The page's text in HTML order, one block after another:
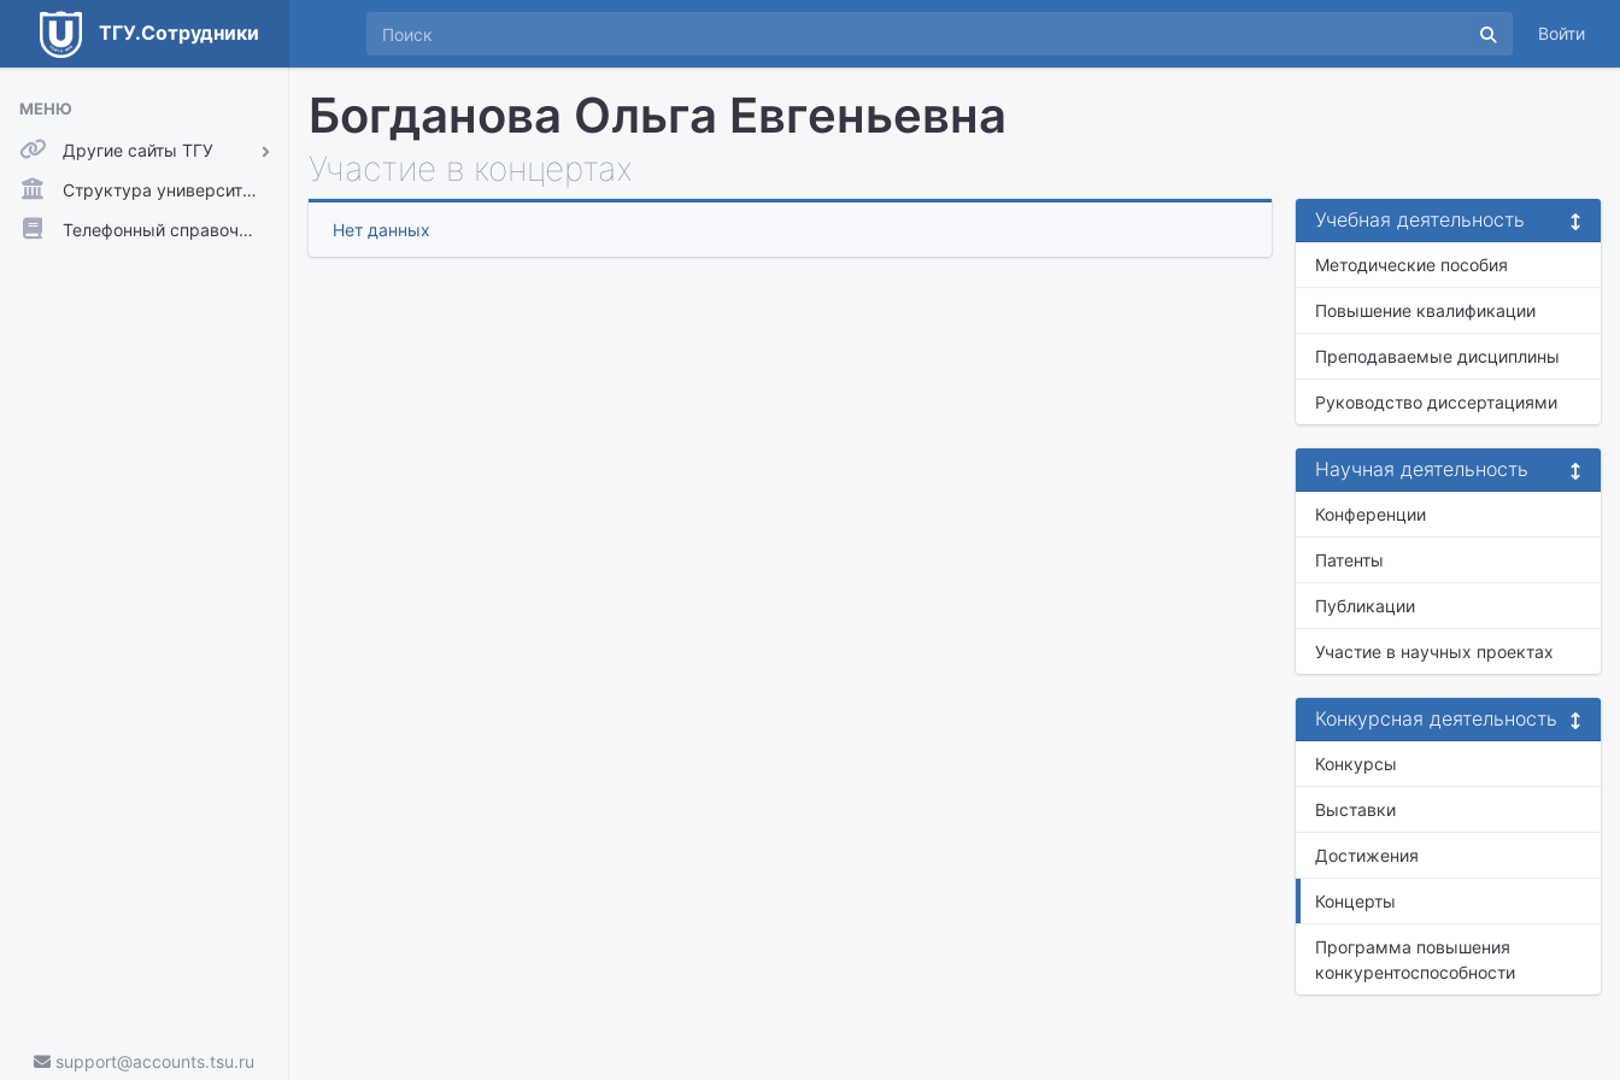
ТГУ.Сотрудники Войти
МЕНЮ
Другие сайты ТГУ
ТГУ.Аккаунты
ТГУ.Расписание
Структура университета
Телефонный справочник
support@accounts.tsu.ru
Богданова Ольга Евгеньевна
Участие в концертах
Нет данных Учебная деятельность
Методические пособия
Повышение квалификации
Преподаваемые дисциплины
Руководство диссертациями
Научная деятельность
Конференции
Патенты
Публикации
Участие в научных проектах
Конкурсная деятельность
Конкурсы
Выставки
Достижения
Концерты
Программа повышения
конкурентоспособности